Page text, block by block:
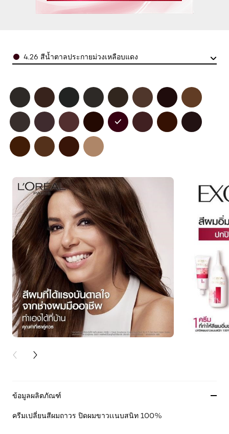
Color4.26 สีน้ำตาลประกายม่วงเหลือบแดง
PREVIOUS CARD
NEXT CARD
ข้อมูลผลิตภัณฑ์
ครีมเปลี่ยนสีผมถาวร ปิดผมขาวเเนบสนิท 100%